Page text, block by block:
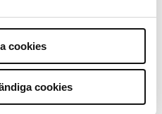
cookies
cookies
som